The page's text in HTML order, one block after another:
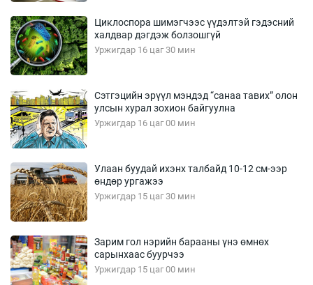
Циклоспора шимэгчээс үүдэлтэй гэдэсний
халдвар дэгдэж болзошгүй
Уржигдар 16 цаг 30 мин
Сэтгэцийн эрүүл мэндэд “санаа тавих” олон
улсын хурал зохион байгуулна
Уржигдар 16 цаг 00 мин
Улаан буудай ихэнх талбайд 10-12 см-ээр
өндөр ургажээ
Уржигдар 15 цаг 30 мин
Зарим гол нэрийн барааны үнэ өмнөх
сарынхаас буурчээ
Уржигдар 15 цаг 00 мин